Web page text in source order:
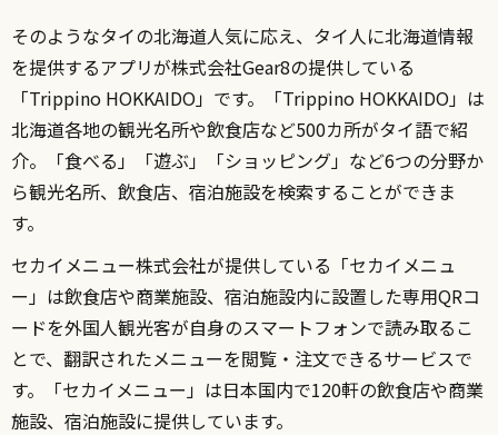
そのようなタイの北海道人気に応え、タイ人に北海道情報
を提供するアプリが株式会社Gear8の提供している
「Trippino HOKKAIDO」です。「Trippino HOKKAIDO」は
北海道各地の観光名所や飲食店など500カ所がタイ語で紹
介。「食べる」「遊ぶ」「ショッピング」など6つの分野か
ら観光名所、飲食店、宿泊施設を検索することができま
す。
セカイメニュー株式会社が提供している「セカイメニュ
ー」は飲食店や商業施設、宿泊施設内に設置した専用QRコ
ードを外国人観光客が自身のスマートフォンで読み取るこ
とで、翻訳されたメニューを閲覧・注文できるサービスで
す。「セカイメニュー」は日本国内で120軒の飲食店や商業
施設、宿泊施設に提供しています。